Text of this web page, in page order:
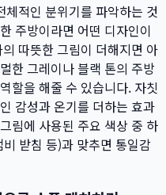
적인 분위기를 파악하는 것
주방이라면 어떤 디자인이
따뜻한 그림이 더해지면 아
한 그레이나 블랙 톤의 주방
할을 해줄 수 있습니다. 자칫
감성과 온기를 더하는 효과
림에 사용된 주요 색상 중 하
받침 등)과 맞추면 통일감